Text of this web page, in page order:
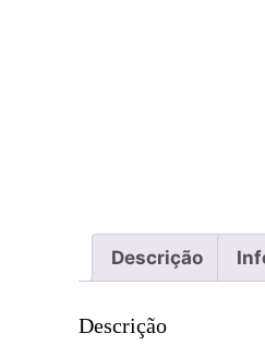
Descrição
Descrição